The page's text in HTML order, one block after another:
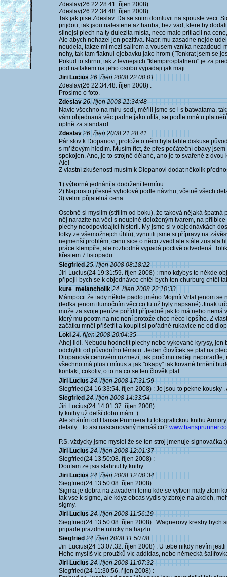
Zdeslav(26 22:28:41. říjen 2008) :
Zdeslav(26 22:34:48. říjen 2008) :
Tak jak pise Zdeslav. Da se snim domluvit na spouste veci.
prijdou, tak jsou nalestene az hanba, bez vad, ktere by
silnejsi plech na ty dulezita mista, neco malo pritlacil na
Ale abych nehazel jen pozitiva. Napr. mu zasadne nejde
neudela, takze mi mezi salirem a vousem vznika nezadouci
nohy, tak tam flaknul ojebavku jako hrom ( Tenkrat jsem se
Pokud to shrnu, tak z levnejsich "klempiro/platneru" je za
pod natlakem na jeho osobu vypadaji jak maji.
Jiri Lucius 26. říjen 2008 22:00:01
Zdeslav(26 22:34:48. říjen 2008) :
Prosime o foto.
Zdeslav 26. říjen 2008 21:34:48
Navíc všechno na míru sedí, měřili jsme se i s batwatama,
vám objednaná věc padne jako ulitá, se podle mně u
uplně za standard.
Zdeslav 26. říjen 2008 21:28:41
Pár slov k Diopanovi, protože o něm byla tahle diskuse
s mřížovým hledím. Musím říct, že přes počáteční obavy
spokojen. Ano, je to strojně dělané, ano je to svařené z dvou
Ale!
Z vlastní zkušenosti musím k Diopanovi dodat několik
1) výborné jednání a dodržení termínu
2) Naprosto přesné vyhotové podle návrhu, včetně všech
3) velmi přijatelná cena
Osobně si myslim (střílim od boku), že taková nějaká
něj narazíte na věci s neuplně doloženým tvarem, na
plechy neodpovídající historii. My jsme si v objednávkách
fotky ze všemožnejch úhlů), vynutili jsme si přípravy na
nejmenší problém, cenu sice o něco zvedl ale stále zůstala
práce klempíře, ale rozhodně vypadá poctivě odvedená.
křestem 7.listopadu.
Siegfried 25. říjen 2008 08:18:22
Jiri Lucius(24 19:31:59. říjen 2008) : mno kdybys to někde
připojil bych se k objednávce chtěl bych ten churburg chtěl
kure_melancholik 24. říjen 2008 22:10:33
Mámpocit že tady někde padlo jméno Mojmír Vrtal jenom
(teďka jenom tlumočním věci co tu už byly napsané) Jinak
může za svoje peníze pořídit případně jak to má nebo
který mu pootm na nic není protože chce něco lepšího. Z
začátku mněl přišetřit a koupit si pořádné rukavice ne od
Loki 24. říjen 2008 20:04:35
Ahoj lidi. Nebudu hodnotit plechy nebo vykované kyrysy, jen
odchýlili od původního tématu. Jeden človíček se ptal na
Diopanově cenovém rozmezí, tak proč mu raději
všechno má plus i mínus a jak "okapy" tak kované brnění
kontakt, cokoliv, o to na co se ten člověk ptal.
Jiri Lucius 24. říjen 2008 17:31:59
Siegfried(24 16:33:54. říjen 2008) : Jo jsou to pekne kousky
Siegfried 24. říjen 2008 14:33:54
Jiri Lucius(24 14:01:37. říjen 2008) :
ty knihy už delší dobu mám .)
Ale sháním od Hanse Prunnera tu fotografickou knihu
detaily... to asi nascanovaný nemáš co?
P.S. vždycky jsme myslel že se ten stroj jmenuje signovačka :)
Jiri Lucius 24. říjen 2008 12:01:37
Siegfried(24 13:50:08. říjen 2008) :
Doufam ze jsis stahnul ty knihy.
Jiri Lucius 24. říjen 2008 12:00:34
Siegfried(24 13:50:08. říjen 2008) :
Sigma je dobra na zavadeni lemu kde se vytvori maly zlom
tak vse k sigme, ale kdyz obcas vydis ty zbroje na akcich,
sigmy.
Jiri Lucius 24. říjen 2008 11:56:19
Siegfried(24 13:50:08. říjen 2008) : Wagnerovy kresby bych
pripade prazdne rulicky na hajzlu.
Siegfried 24. říjen 2008 11:50:08
Jiri Lucius(24 13:07:32. říjen 2008) : U tebe nikdy nevím
Hehe myslíš víc proužků víc addidas, nebo německá
Jiri Lucius 24. říjen 2008 11:07:32
Siegfried(24 11:30:56. říjen 2008) :